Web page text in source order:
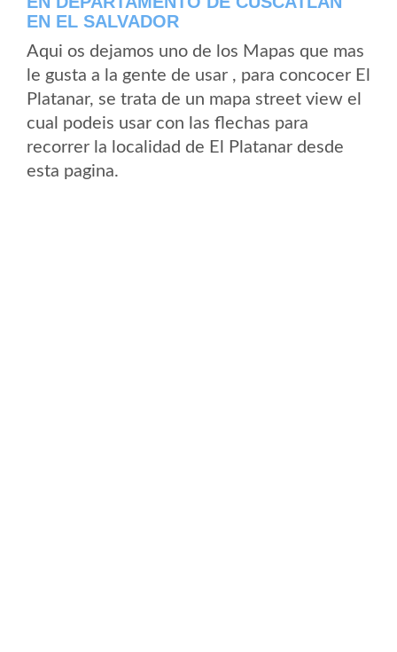
EN EL SALVADOR
Aqui os dejamos uno de los Mapas que mas
le gusta a la gente de usar , para concocer El
Platanar, se trata de un mapa street view el
cual podeis usar con las flechas para
recorrer la localidad de El Platanar desde
esta pagina.